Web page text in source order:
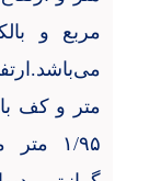
متر و کف
۱/۹۵